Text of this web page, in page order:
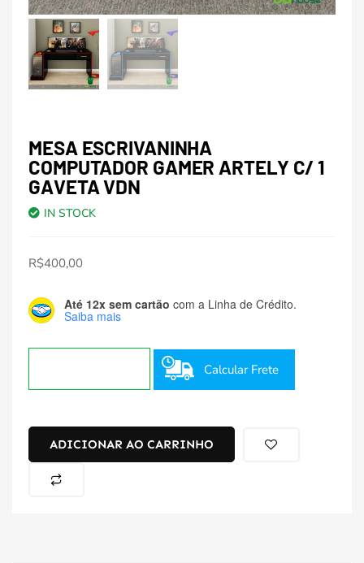
MESA ESCRIVANINHA
COMPUTADOR GAMER ARTELY C/ 1
GAVETA VDN
IN STOCK
R$400,00
Até 12x sem cartão com a Linha de Crédito.
Saiba mais
Calcular Frete
ADICIONAR AO CARRINHO